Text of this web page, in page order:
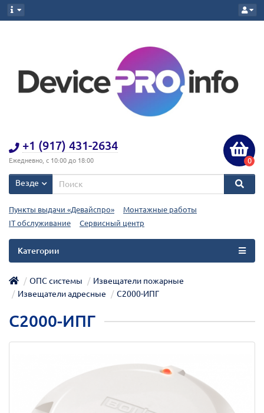
+1 (917) 431-2634
Ежедневно, с 10:00 до 18:00 0
Везде
Пункты выдачи «Девайспро»
Монтажные работы
IT обслуживание
Сервисный центр
Категории
ОПС системы
Извещатели пожарные
Извещатели адресные
С2000-ИПГ
С2000-ИПГ